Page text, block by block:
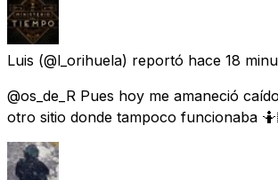
Luis (@l_orihuela) reportó hace 18
@os_de_R Pues hoy me amaneció
otro sitio donde tampoco funcionaba